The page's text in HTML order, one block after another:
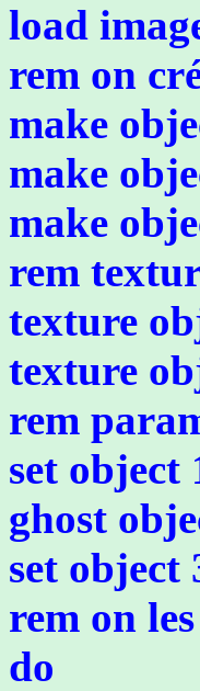
load
rem on
make
make
make
rem
texture
texture
rem
set object
ghost
set object
rem on
do